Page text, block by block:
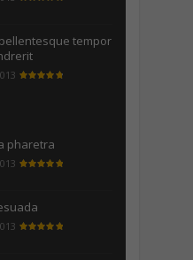
tempor
pharetra